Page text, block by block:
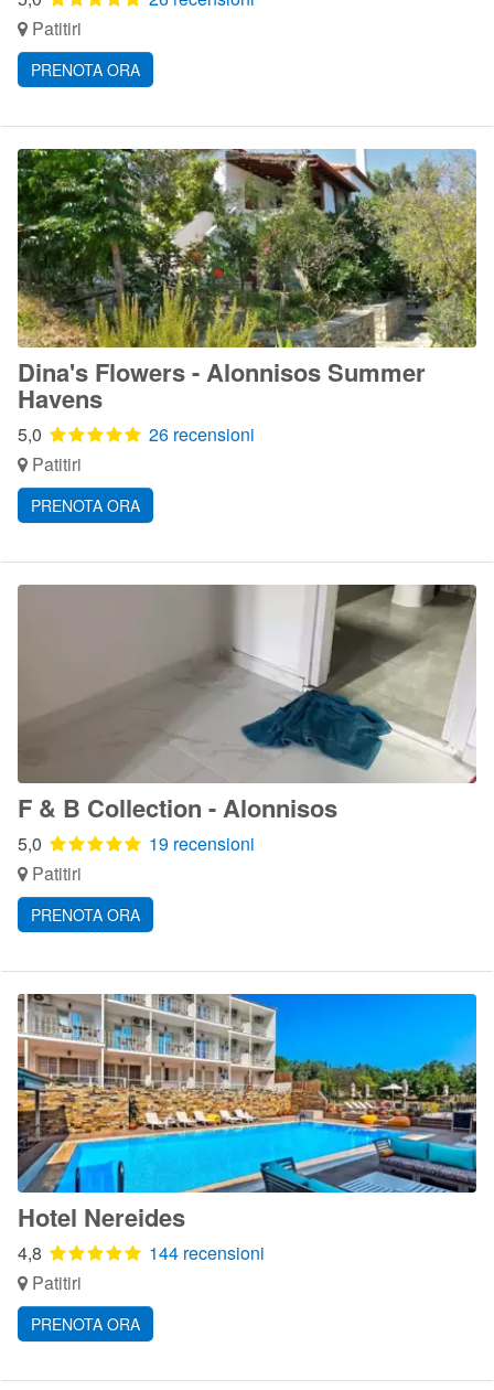
Patitiri
PRENOTA ORA
Dina's Flowers - Alonnisos Summer
Havens
5,0
26 recensioni
Patitiri
PRENOTA ORA
F & B Collection - Alonnisos
5,0
19 recensioni
Patitiri
PRENOTA ORA
Hotel Nereides
4,8
144 recensioni
Patitiri
PRENOTA ORA